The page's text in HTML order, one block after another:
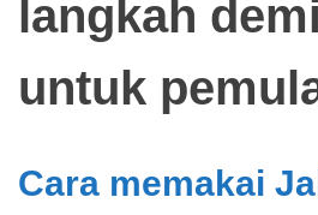
langkah
untuk
Cara memakai